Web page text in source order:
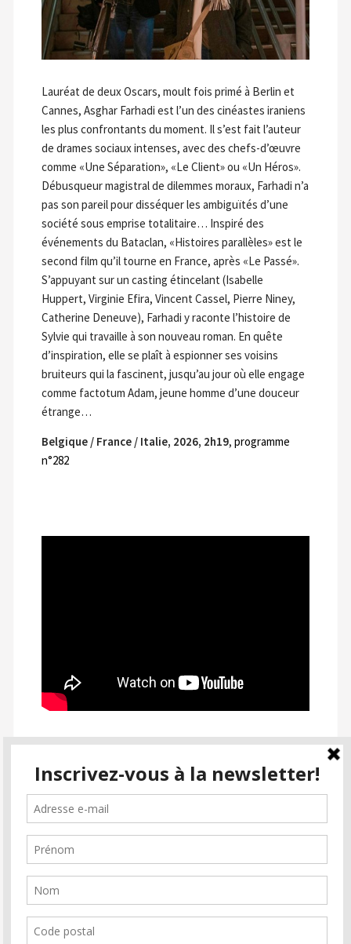
Lauréat de deux Oscars, moult fois primé à Berlin et
Cannes, Asghar Farhadi est l’un des cinéastes iraniens
les plus confrontants du moment. Il s’est fait l’auteur
de drames sociaux intenses, avec des chefs-d’œuvre
comme «Une Séparation», «Le Client» ou «Un Héros».
Débusqueur magistral de dilemmes moraux, Farhadi n’a
pas son pareil pour disséquer les ambiguïtés d’une
société sous emprise totalitaire… Inspiré des
événements du Bataclan, «Histoires parallèles» est le
second film qu’il tourne en France, après «Le Passé».
S’appuyant sur un casting étincelant (Isabelle
Huppert, Virginie Efira, Vincent Cassel, Pierre Niney,
Catherine Deneuve), Farhadi y raconte l’histoire de
Sylvie qui travaille à son nouveau roman. En quête
d’inspiration, elle se plaît à espionner ses voisins
bruiteurs qui la fascinent, jusqu’au jour où elle engage
comme factotum Adam, jeune homme d’une douceur
étrange…
Belgique / France / Italie, 2026, 2h19, programme
n°282
SUIVEZ PASSION CINÉMA
facebookinstagramemail-
alt2
Inscrivez-vous à la newsletter
Soutenez Passion Cinéma
Faire un don
Association